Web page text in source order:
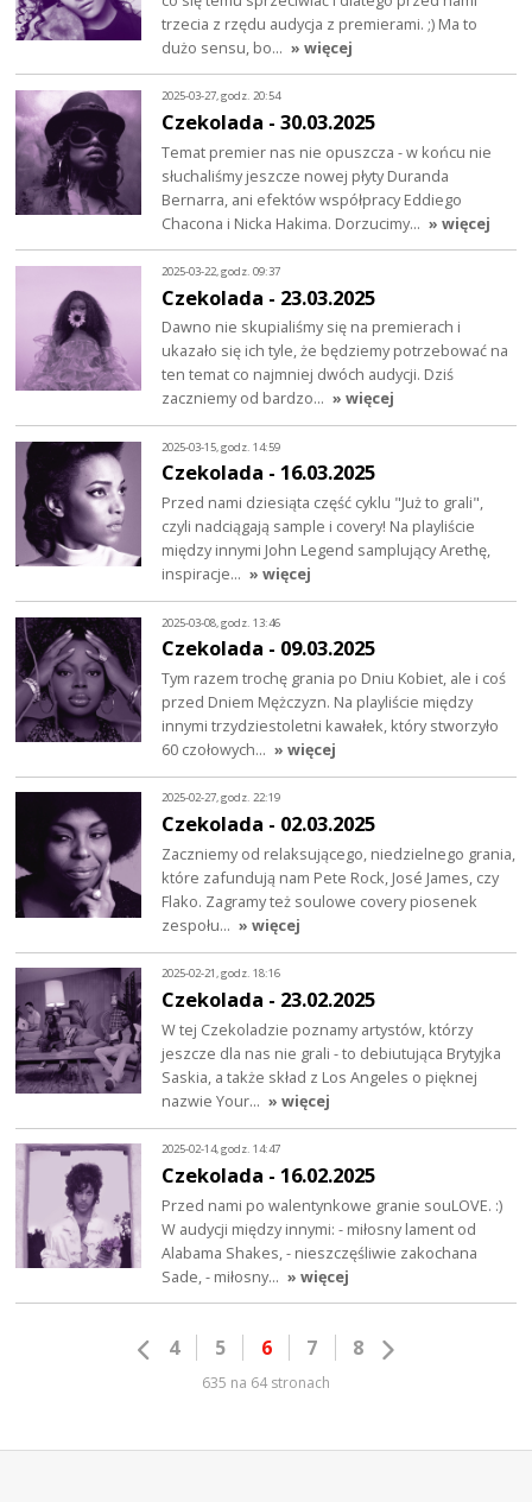
trzecia z rzędu audycja z premierami. ;) Ma to
dużo sensu, bo… » więcej
2025-03-27, godz. 20:54
Czekolada - 30.03.2025
Temat premier nas nie opuszcza - w końcu nie
słuchaliśmy jeszcze nowej płyty Duranda
Bernarra, ani efektów współpracy Eddiego
Chacona i Nicka Hakima. Dorzucimy… » więcej
2025-03-22, godz. 09:37
Czekolada - 23.03.2025
Dawno nie skupialiśmy się na premierach i
ukazało się ich tyle, że będziemy potrzebować na
ten temat co najmniej dwóch audycji. Dziś
zaczniemy od bardzo… » więcej
2025-03-15, godz. 14:59
Czekolada - 16.03.2025
Przed nami dziesiąta część cyklu "Już to grali",
czyli nadciągają sample i covery! Na playliście
między innymi John Legend samplujący Arethę,
inspiracje… » więcej
2025-03-08, godz. 13:46
Czekolada - 09.03.2025
Tym razem trochę grania po Dniu Kobiet, ale i coś
przed Dniem Mężczyzn. Na playliście między
innymi trzydziestoletni kawałek, który stworzyło
60 czołowych… » więcej
2025-02-27, godz. 22:19
Czekolada - 02.03.2025
Zaczniemy od relaksującego, niedzielnego grania,
które zafundują nam Pete Rock, José James, czy
Flako. Zagramy też soulowe covery piosenek
zespołu… » więcej
2025-02-21, godz. 18:16
Czekolada - 23.02.2025
W tej Czekoladzie poznamy artystów, którzy
jeszcze dla nas nie grali - to debiutująca Brytyjka
Saskia, a także skład z Los Angeles o pięknej
nazwie Your… » więcej
2025-02-14, godz. 14:47
Czekolada - 16.02.2025
Przed nami po walentynkowe granie souLOVE. :)
W audycji między innymi: - miłosny lament od
Alabama Shakes, - nieszczęśliwie zakochana
Sade, - miłosny… » więcej
4 5 6 7 8
635 na 64 stronach